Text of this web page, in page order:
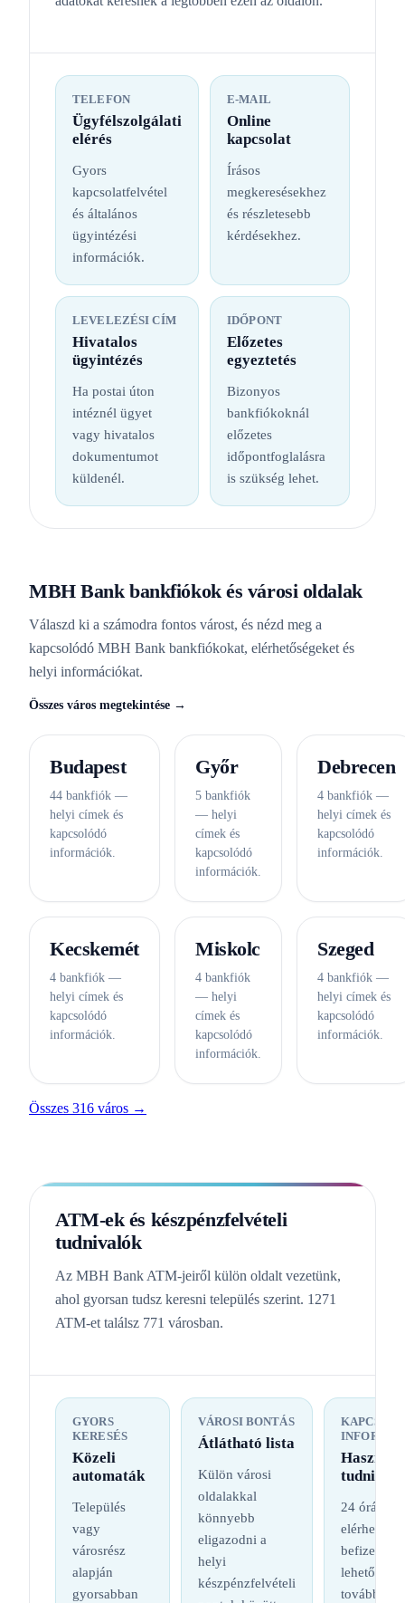
TELEFON
Ügyfélszolgálati
elérés
Gyors
kapcsolatfelvétel
és általános
ügyintézési
információk.
E-MAIL
Online
kapcsolat
Írásos
megkeresésekhez
és részletesebb
kérdésekhez.
LEVELEZÉSI CÍM
Hivatalos
ügyintézés
Ha postai úton
intéznél ügyet
vagy hivatalos
dokumentumot
küldenél.
IDŐPONT
Előzetes
egyeztetés
Bizonyos
bankfiókoknál
előzetes
időpontfoglalásra
is szükség lehet.
MBH Bank bankfiókok és városi oldalak
Válaszd ki a számodra fontos várost, és nézd meg a
kapcsolódó MBH Bank bankfiókokat, elérhetőségeket és
helyi információkat.
Összes város megtekintése →
Budapest
44 bankfiók —
helyi címek és
kapcsolódó
információk.
Győr
5 bankfiók
— helyi
címek és
kapcsolódó
információk.
Debrecen
4 bankfiók —
helyi címek és
kapcsolódó
információk.
Kecskemét
4 bankfiók —
helyi címek és
kapcsolódó
információk.
Miskolc
4 bankfiók
— helyi
címek és
kapcsolódó
információk.
Szeged
4 bankfiók —
helyi címek és
kapcsolódó
információk.
Összes 316 város →
ATM-ek és készpénzfelvételi
tudnivalók
Az MBH Bank ATM-jeiről külön oldalt vezetünk,
ahol gyorsan tudsz keresni település szerint. 1271
ATM-et találsz 771 városban.
GYORS
KERESÉS
Közeli
automaták
Település
vagy
városrész
alapján
gyorsabban
VÁROSI BONTÁS
Átlátható lista
Külön városi
oldalakkal
könnyebb
eligazodni a
helyi
készpénzfelvételi
Hasznos
24 órás
befizetési
lehetőség
további